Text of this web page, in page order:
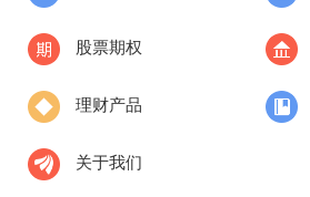
股票期权
理财产品
关于我们